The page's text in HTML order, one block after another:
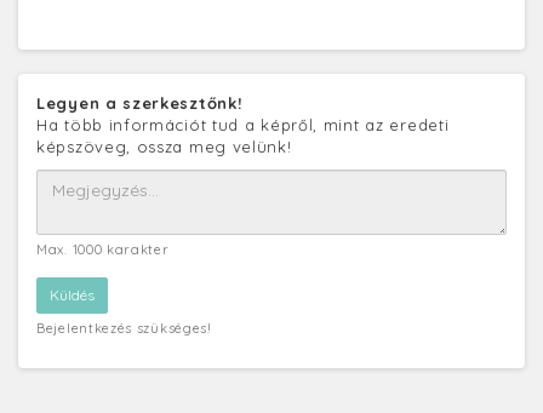
Legyen a szerkesztőnk!
Ha több információt tud a képről, mint az eredeti
képszöveg, ossza meg velünk!
Max. 1000 karakter
Bejelentkezés szükséges!